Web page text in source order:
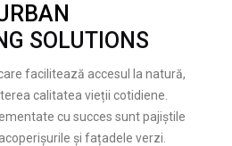
SOLUTIONS
facilitează accesul la natură,
calitatea vieții cotidiene.
cu succes sunt pajiștile
și fațadele verzi.